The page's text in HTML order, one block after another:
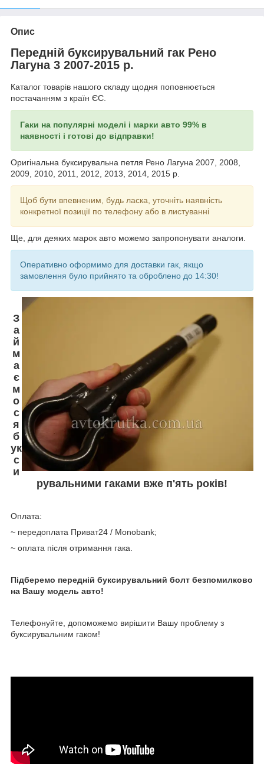
Опис
Передній буксирувальний гак Рено
Лагуна 3 2007-2015 р.
Каталог товарів нашого складу щодня поповнюється
постачанням з країн ЄС.
Гаки на популярні моделі і марки авто 99% в
наявності і готові до відправки!
Оригінальна буксирувальна петля Рено Лагуна 2007, 2008,
2009, 2010, 2011, 2012, 2013, 2014, 2015 р.
Щоб бути впевненим, будь ласка, уточніть наявність
конкретної позиції по телефону або в листуванні
Ще, для деяких марок авто можемо запропонувати аналоги.
Оперативно оформимо для доставки гак, якщо
замовлення було прийнято та оброблено до 14:30!
З
а
й
м
а
є
м
о
с
я
б
ук
с
и
рувальними гаками вже п'ять років!
Оплата:
~ передоплата Приват24 / Мonobank;
~ оплата після отримання гака.
Підберемо передній буксирувальний болт безпомилково
на Вашу модель авто!
Телефонуйте, допоможемо вирішити Вашу проблему з
буксирувальним гаком!